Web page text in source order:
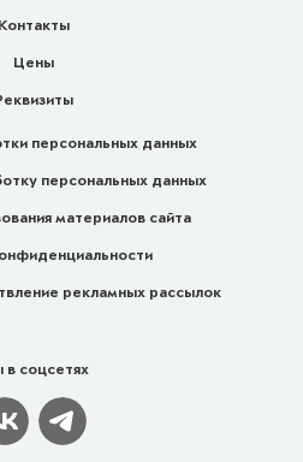
Контакты
Цены
персональных данных
персональных данных
материалов сайта
рекламных рассылок
в соцсетях